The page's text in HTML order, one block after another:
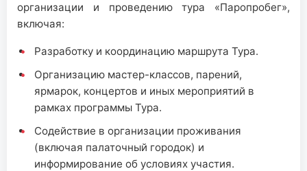
организации и проведению тура «Паропробег»,
включая:
Разработку и координацию маршрута Тура.
Организацию мастер-классов, парений,
ярмарок, концертов и иных мероприятий в
рамках программы Тура.
Содействие в организации проживания
(включая палаточный городок) и
информирование об условиях участия.